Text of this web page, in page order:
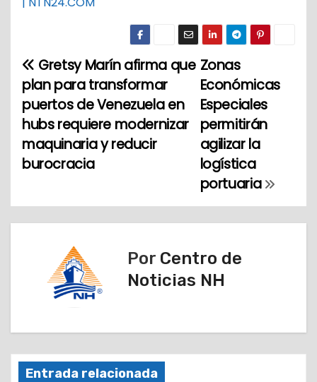
N
a
v
e
a
n
d
Zonas
Económicas
Especiales
permitirán
agilizar la
logística
portuaria
Gretsy Marín afirma que
plan para transformar
puertos de Venezuela en
hubs requiere modernizar
maquinaria y reducir
burocracia
Por Centro de
Noticias NH
Entrada relacionada